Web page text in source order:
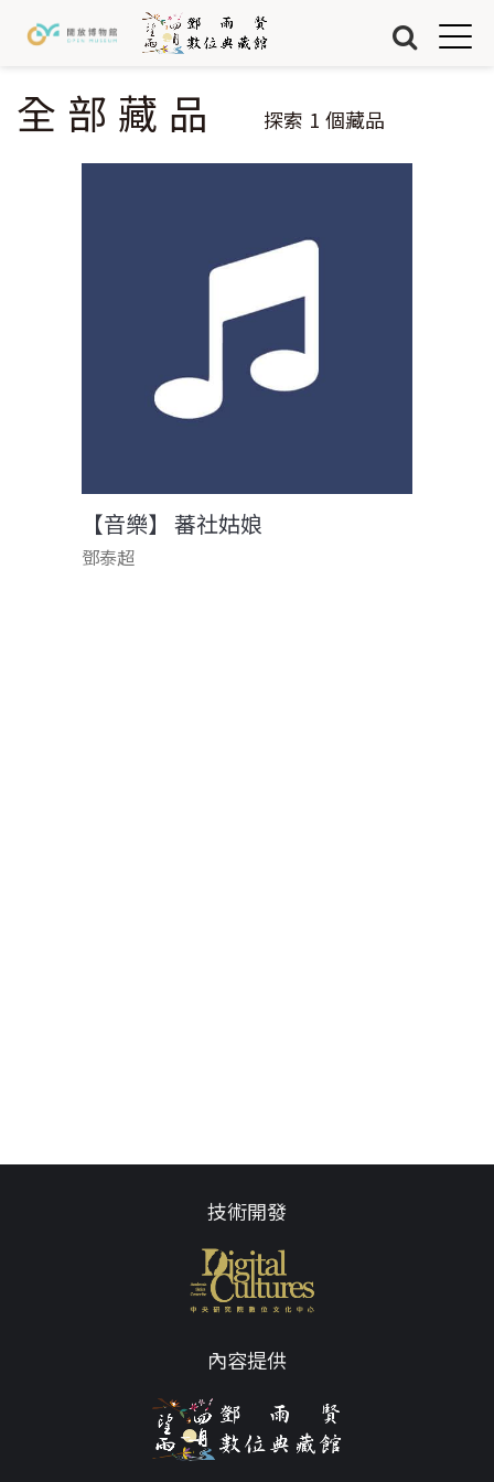
關於我們
Jump to Navigation
Jump to Main content
您在這裡
全部藏品 探索 1 個藏品
【音樂】 蕃社姑娘
鄧泰超
技術開發
內容提供